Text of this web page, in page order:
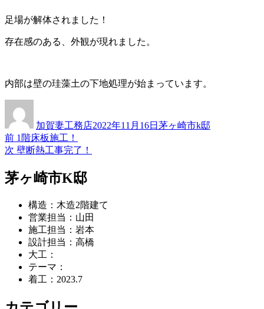
足場が解体されました！
存在感のある、外観が現れました。
内部は壁の珪藻土の下地処理が始まっています。
者加賀妻工務店日:
2022年11月16日ゴ
茅ヶ崎市k邸
投
稿
ナ
前 過
去
投
稿:
1階床板施工！
次 次
投
稿:
壁断熱工事完了！
茅ヶ崎市K邸
構造：木造2階建て
営業担当：山田
施工担当：岩本
設計担当：高橋
大工：
テーマ：
着工：2023.7